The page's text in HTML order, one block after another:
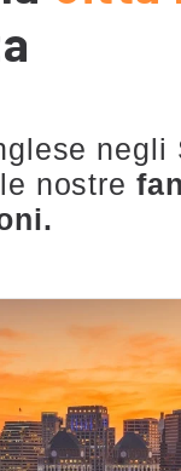
negli
nostre